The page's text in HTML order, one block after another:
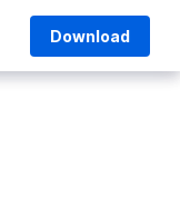
Download